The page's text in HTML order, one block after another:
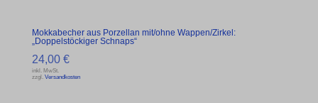
Mokkabecher aus Porzellan mit/ohne Wappen/Zirkel:
„Doppelstöckiger Schnaps“
24,00 €
inkl. MwSt.
zzgl. Versandkosten